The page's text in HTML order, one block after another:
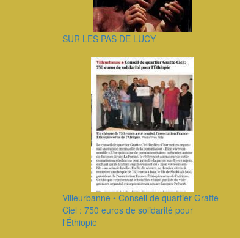
SUR LES PAS DE LUCY
Villeurbanne • Conseil de quartier Gratte-
Ciel : 750 euros de solidarité pour
l'Éthiopie